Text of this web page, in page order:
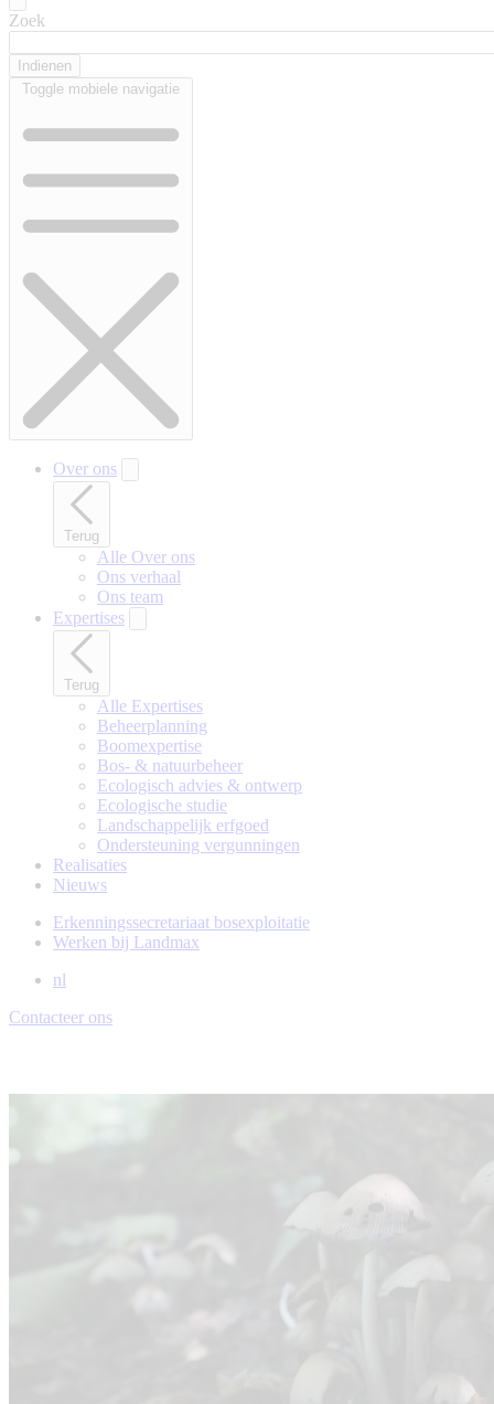
Zoek
Toggle mobiele navigatie
Over ons
Terug
Alle Over ons
Ons verhaal
Ons team
Expertises
Terug
Alle Expertises
Beheerplanning
Boomexpertise
Bos- & natuurbeheer
Ecologisch advies & ontwerp
Ecologische studie
Landschappelijk erfgoed
Ondersteuning vergunningen
Realisaties
Nieuws
Erkenningssecretariaat bosexploitatie
Werken bij Landmax
nl
Contacteer ons